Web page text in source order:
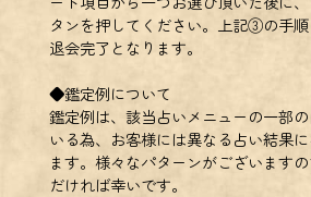
タンを押してください。上記③の手順
退会完了となります。
◆鑑定例について
鑑定例は、該当占いメニューの一部
いる為、お客様には異なる占い結果
ます。様々なパターンがございます
だければ幸いです。